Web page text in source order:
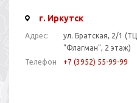
г. Иркутск
Адрес:
ул. Братская, 2/1 (ТЦ
"Флагман", 2 этаж)
Телефон
+7 (3952) 55-99-99